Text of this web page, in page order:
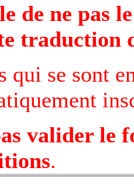
de ne pas
traduction
qui se sont
valider le
.